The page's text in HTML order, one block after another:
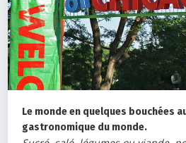
Le monde en quelques bouchées
gastronomique du monde.